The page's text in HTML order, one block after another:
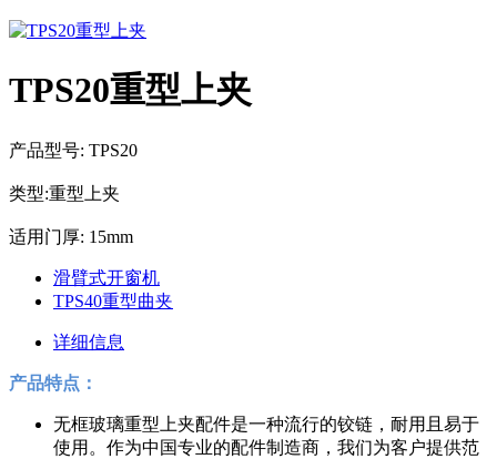
TPS20重型上夹
产品型号: TPS20
类型:重型上夹
适用门厚: 15mm
滑臂式开窗机
TPS40重型曲夹
详细信息
产品特点：
无框玻璃重型上夹配件是一种流行的铰链，耐用且易于
使用。作为中国专业的配件制造商，我们为客户提供范